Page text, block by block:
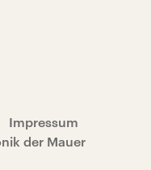
Impressum
der Mauer